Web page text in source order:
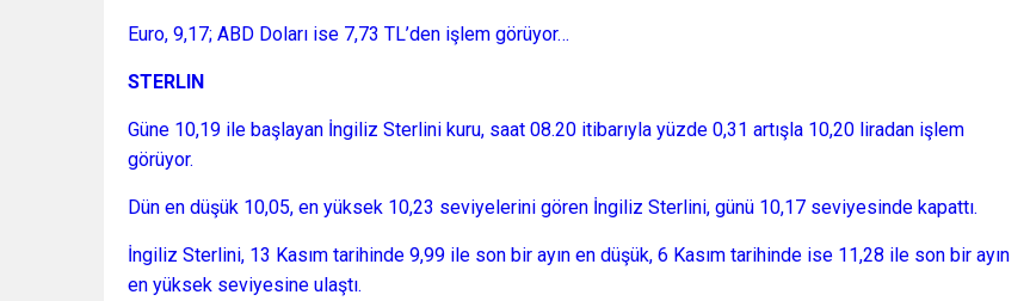
Euro, 9,17; ABD Doları ise 7,73 TL’den işlem görüyor…
STERLIN
Güne 10,19 ile başlayan İngiliz Sterlini kuru, saat 08.20 itibarıyla yüzde 0,31 artışla 10,20 liradan işlem
görüyor.
Dün en düşük 10,05, en yüksek 10,23 seviyelerini gören İngiliz Sterlini, günü 10,17 seviyesinde kapattı.
İngiliz Sterlini, 13 Kasım tarihinde 9,99 ile son bir ayın en düşük, 6 Kasım tarihinde ise 11,28 ile son bir ayın
en yüksek seviyesine ulaştı.